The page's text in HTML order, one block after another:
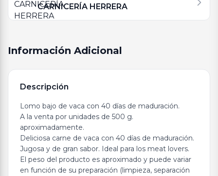
CARNICERÍA HERRERA
Información Adicional
Descripción
Lomo bajo de vaca con 40 días de maduración.
A la venta por unidades de 500 g.
aproximadamente.
Deliciosa carne de vaca con 40 días de maduración.
Jugosa y de gran sabor. Ideal para los meat lovers.
El peso del producto es aproximado y puede variar
en función de su preparación (limpieza, separación